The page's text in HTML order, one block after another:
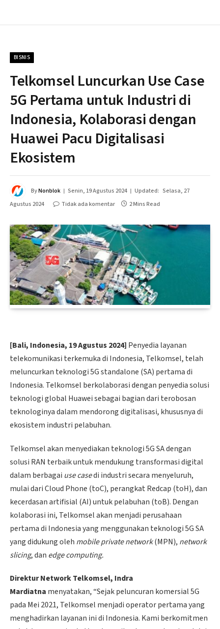
BISNIS
Telkomsel Luncurkan Use Case
5G Pertama untuk Industri di
Indonesia, Kolaborasi dengan
Huawei Pacu Digitalisasi
Ekosistem
ByNonblok Senin, 19 Agustus 2024 Updated: Selasa, 27
Agustus 2024
Tidak ada komentar 2 Mins Read
[Bali, Indonesia, 19Agustus 2024] Penyedia layanan
telekomunikasi terkemuka di Indonesia, Telkomsel, telah
meluncurkan teknologi 5G standalone (SA) pertama di
Indonesia. Telkomsel berkolaborasi dengan penyedia solusi
teknologi global Huawei sebagai bagian dari terobosan
teknologinya dalam mendorong digitalisasi, khususnya di
ekosistem industri pelabuhan.
Telkomsel akan menyediakan teknologi 5G SA dengan
solusi RAN terbaik untuk mendukung transformasi digital
dalam berbagai use casedi industri secara menyeluruh,
mulai dari Cloud Phone (toC), perangkat Redcap (toH), dan
kecerdasan artifisial (AI) untuk pelabuhan (toB). Dengan
kolaborasi ini, Telkomsel akan menjadi perusahaan
pertama di Indonesia yang menggunakan teknologi 5G SA
yang didukung oleh mobile private network(MPN), network
slicing, dan edge computing.
Direktur Network Telkomsel, Indra
Mardiatna menyatakan, “Sejak peluncuran komersial 5G
pada Mei 2021, Telkomsel menjadi operator pertama yang
menghadirkan layanan ini di Indonesia. Kami berkomitmen